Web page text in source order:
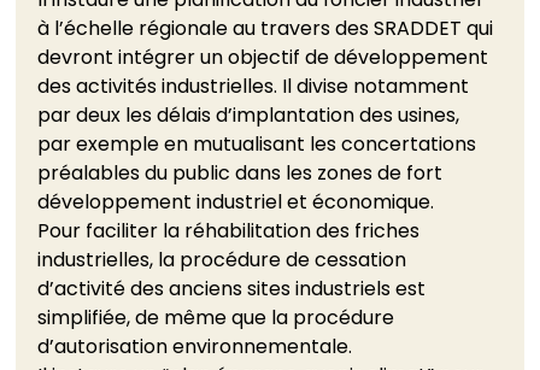
à l’échelle régionale au travers des SRADDET qui
devront intégrer un objectif de développement
des activités industrielles. Il divise notamment
par deux les délais d’implantation des usines,
par exemple en mutualisant les concertations
préalables du public dans les zones de fort
développement industriel et économique.
Pour faciliter la réhabilitation des friches
industrielles, la procédure de cessation
d’activité des anciens sites industriels est
simplifiée, de même que la procédure
d’autorisation environnementale.